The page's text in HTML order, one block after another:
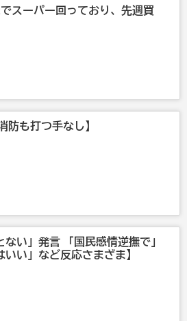
スーパー回っており、先週買
防も打つ手なし】
ない」発言 「国民感情逆撫で」
いい」など反応さまざま】